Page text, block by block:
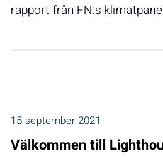
rapport från FN:s
15 september 2021
Välkommen till